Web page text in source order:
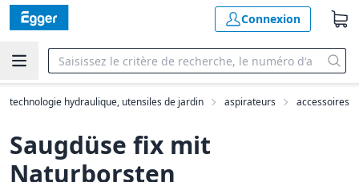
Connexion
technologie hydraulique, utensiles de jardin aspirateurs accessoires
Saugdüse fix mit
Naturborsten